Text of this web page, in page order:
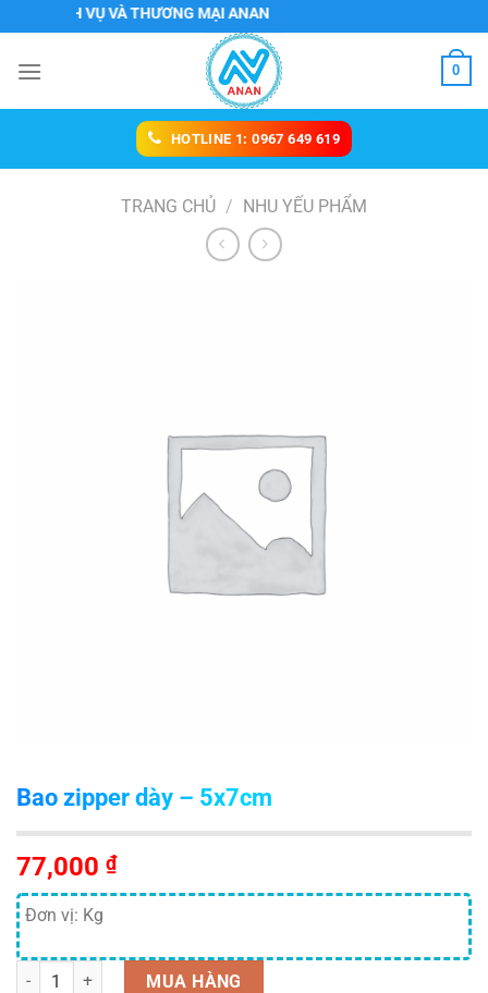
đến
nội
DỊCH VỤ VÀ THƯƠNG MẠI ANAN
0
HOTLINE 1: 0967 649 619
TRANG CHỦ / NHU YẾU PHẨM
Bao zipper dày – 5x7cm
77,000 ₫
Đơn vị: Kg
Số lượng MUA HÀNG